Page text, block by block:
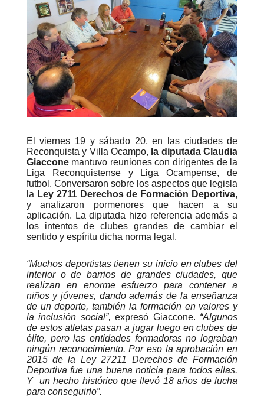
El viernes 19 y sábado 20, en las ciudades de
Reconquista y Villa Ocampo, la diputada Claudia
Giacconemantuvo reuniones con dirigentes de la
Liga Reconquistense y Liga Ocampense, de
futbol. Conversaron sobre los aspectos que legisla
la Ley 2711 Derechos de Formación Deportiva,
y analizaron pormenores que hacen a su
aplicación. La diputada hizo referencia además a
los intentos de clubes grandes de cambiar el
sentido y espíritu dicha norma legal.
“Muchos deportistas tienen su inicio en clubes del
interior o de barrios de grandes ciudades, que
realizan en enorme esfuerzo para contener a
niños y jóvenes, dando además de la enseñanza
de un deporte, también la formación en valores y
la inclusión social”,expresó Giaccone. “Algunos
de estos atletas pasan a jugar luego en clubes de
élite, pero las entidades formadoras no lograban
ningún reconocimiento. Por eso la aprobación en
2015 de la Ley 27211 Derechos de Formación
Deportiva fue una buena noticia para todos ellas.
Y un hecho histórico que llevó 18 años de lucha
para conseguirlo”.